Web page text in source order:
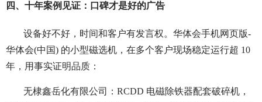
四、十年案例见证：口碑才是好的广告
设备好不好，时间和客户有发言权。华体会手机网页版-
华体会(中国) 的小型磁选机，在多个客户现场稳定运行超 10
年，用事实证明品质：
无棣鑫岳化有限公司：RCDD 电磁除铁器配套破碎机，